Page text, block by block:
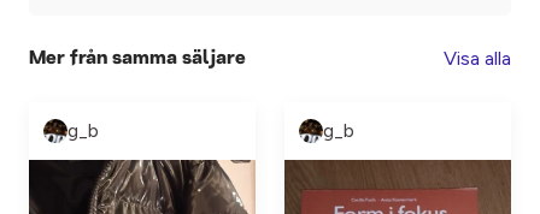
Mer från samma säljare Visa alla
g_b g_b